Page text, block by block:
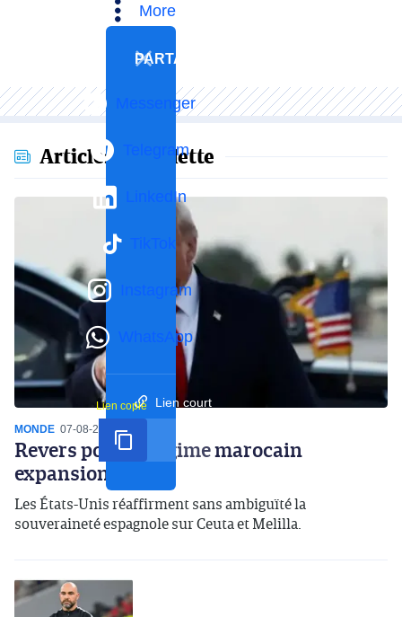
More
PARTAGER
Messenger
Telegram
LinkedIn
TikTok
Instagram
WhatsApp
Lien court
Lien copié
Articles en vedette
MONDE 07-08-2026 16:59
Revers pour le régime marocain
expansionniste
Les États-Unis réaffirment sans ambiguïté la
souveraineté espagnole sur Ceuta et Melilla.